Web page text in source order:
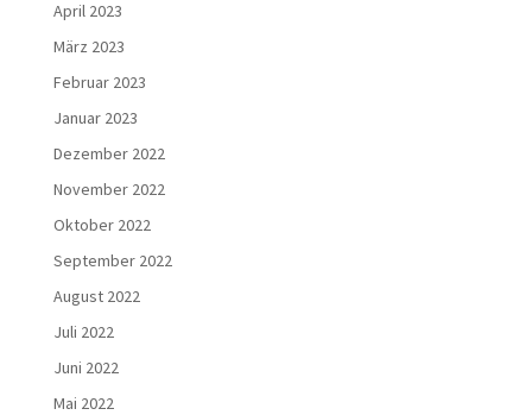
April 2023
März 2023
Februar 2023
Januar 2023
Dezember 2022
November 2022
Oktober 2022
September 2022
August 2022
Juli 2022
Juni 2022
Mai 2022